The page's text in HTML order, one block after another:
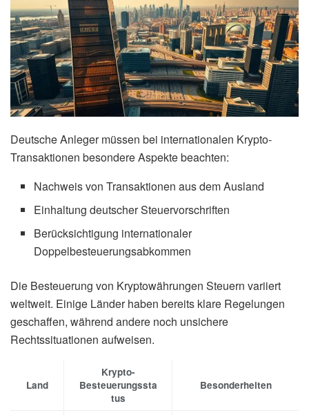
Deutsche Anleger müssen bei internationalen Krypto-
Transaktionen besondere Aspekte beachten:
Nachweis von Transaktionen aus dem Ausland
Einhaltung deutscher Steuervorschriften
Berücksichtigung internationaler
Doppelbesteuerungsabkommen
Die Besteuerung von Kryptowährungen Steuern variiert
weltweit. Einige Länder haben bereits klare Regelungen
geschaffen, während andere noch unsichere
Rechtssituationen aufweisen.
Land
Krypto-
Besteuerungssta
tus
Besonderheiten